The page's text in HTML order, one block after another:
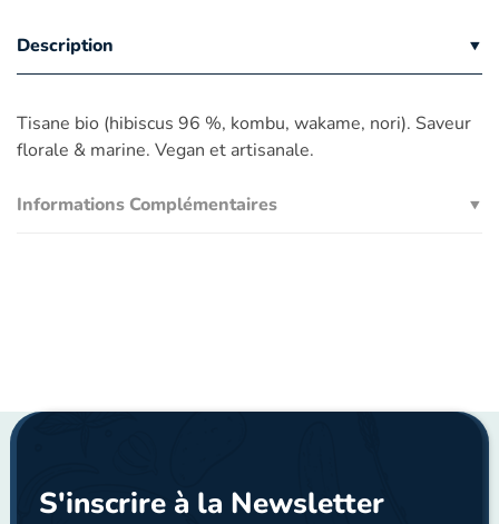
Description
Tisane bio (hibiscus 96 %, kombu, wakame, nori). Saveur
florale & marine. Vegan et artisanale.
Informations Complémentaires
S'inscrire à la Newsletter